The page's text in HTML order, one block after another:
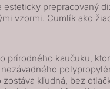
prepracovaný
vzormi. Cumlík ako
prírodného kaučuku,
kľudná, bez